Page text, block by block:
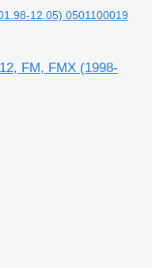
12.05) 0501100019
FM, FMX (1998-